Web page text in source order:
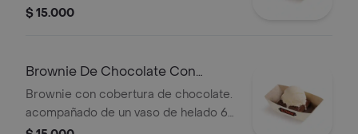
g
$ 15.000
Brownie De Chocolate Con
Helado
Brownie con cobertura de chocolate.
acompañado de un vaso de helado 60